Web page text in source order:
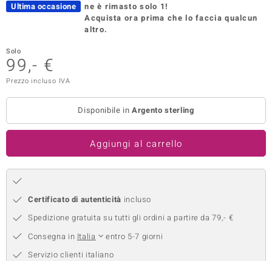
Ultima occasione
ne è rimasto solo 1!
Acquista ora prima che lo faccia qualcun
altro.
Solo
99,- €
Prezzo incluso IVA
Disponibile inArgento sterling
Aggiungi al carrello
Certificato di autenticità incluso
Spedizione gratuita su tutti gli ordini a partire da 79,- €
Consegna in Italia
entro 5-7 giorni
Servizio clienti italiano